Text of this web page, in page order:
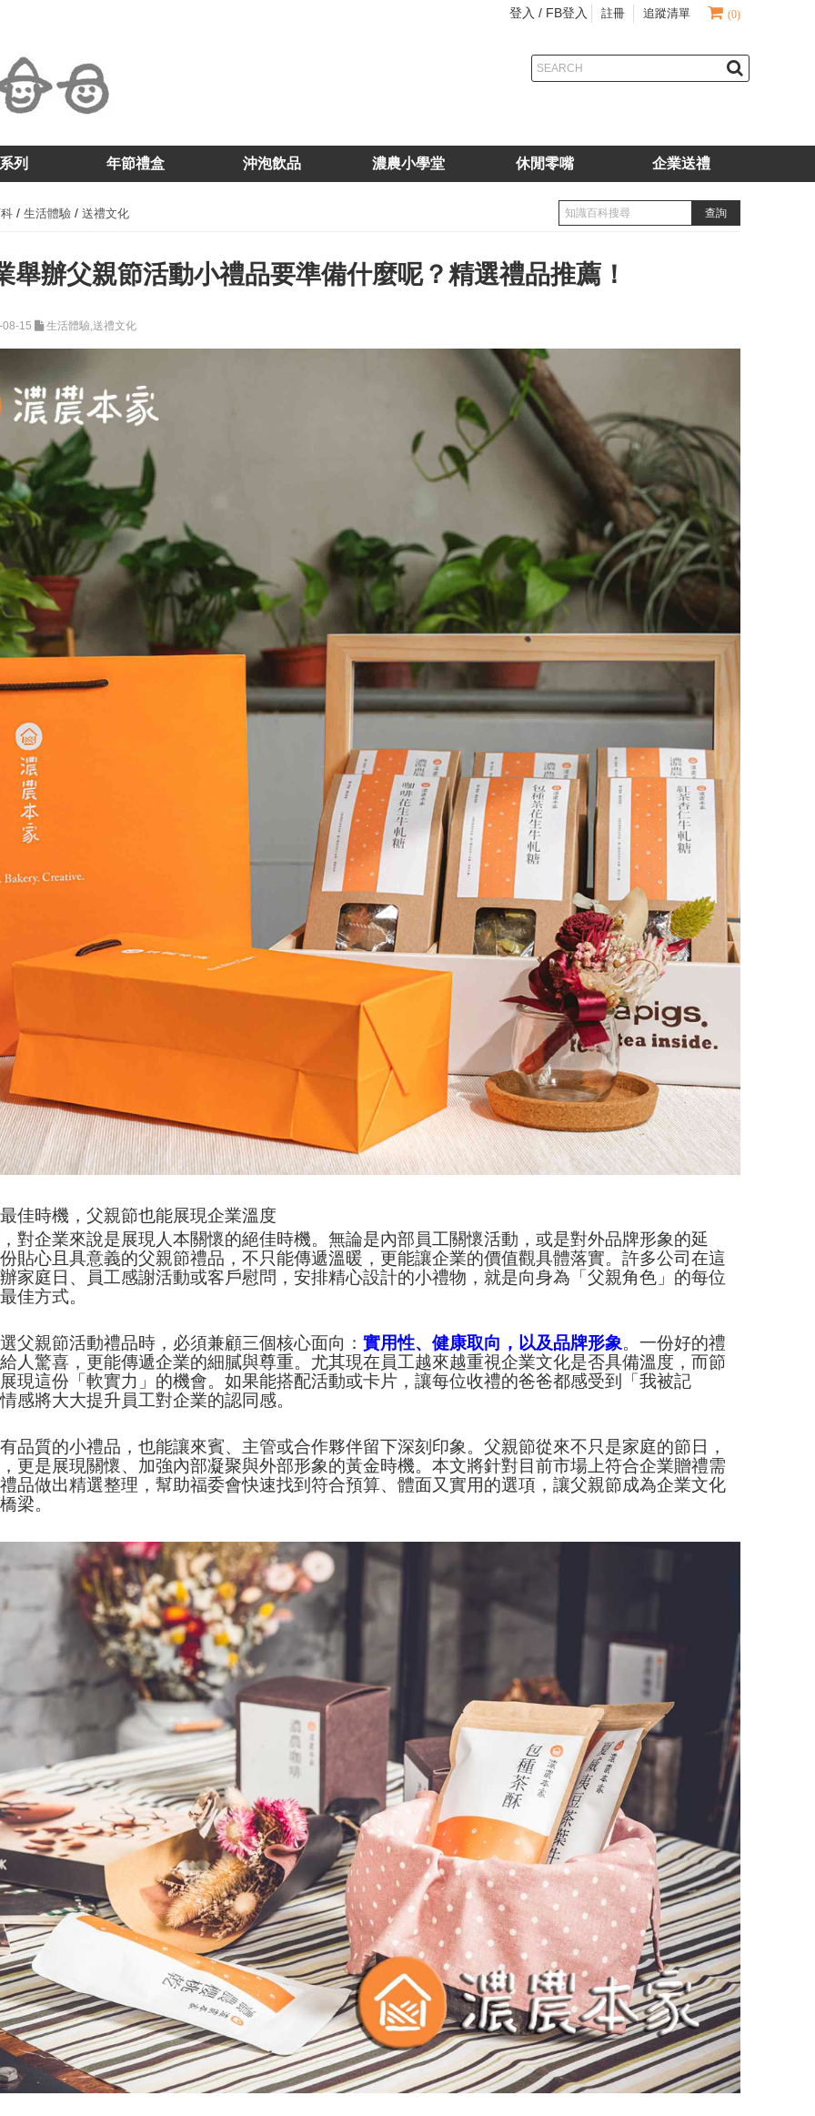
(0)
登入 / FB登入 註冊 追蹤清單
列 年節禮盒 沖泡飲品 濃農小學堂 休閒零嘴 企業送禮
/生活體驗 /送禮文化
舉辦父親節活動小禮品要準備什麼呢？精選禮品推薦！
08-15 生活體驗,送禮文化
佳時機，父親節也能展現企業溫度
對企業來說是展現人本關懷的絕佳時機。無論是內部員工關懷活動，或是對外品牌形象的延
貼心且具意義的父親節禮品，不只能傳遞溫暖，更能讓企業的價值觀具體落實。許多公司在這
家庭日、員工感謝活動或客戶慰問，安排精心設計的小禮物，就是向身為「父親角色」的每位
佳方式。
父親節活動禮品時，必須兼顧三個核心面向：實用性、健康取向，以及品牌形象。一份好的禮
人驚喜，更能傳遞企業的細膩與尊重。尤其現在員工越來越重視企業文化是否具備溫度，而節
現這份「軟實力」的機會。如果能搭配活動或卡片，讓每位收禮的爸爸都感受到「我被記
感將大大提升員工對企業的認同感。
品質的小禮品，也能讓來賓、主管或合作夥伴留下深刻印象。父親節從來不只是家庭的節日，
更是展現關懷、加強內部凝聚與外部形象的黃金時機。本文將針對目前市場上符合企業贈禮需
品做出精選整理，幫助福委會快速找到符合預算、體面又實用的選項，讓父親節成為企業文化
梁。